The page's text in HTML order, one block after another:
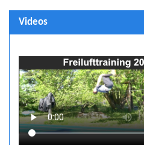
Videos